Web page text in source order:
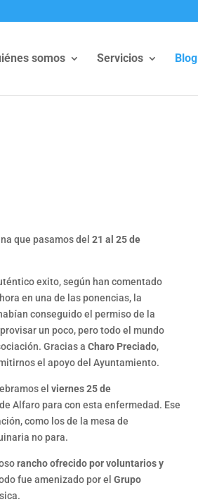
somos Servicios Blog
que pasamos del21 al 25 de
exito, según han comentado
en una de las ponencias, la
conseguido el permiso de la
un poco, pero todo el mundo
Gracias aCharo Preciado,
el apoyo del Ayuntamiento.
elviernes 25 de
Alfaro para con esta enfermedad. Ese
como los de la mesa de
no para.
rancho ofrecido por voluntarios y
fue amenizado por elGrupo